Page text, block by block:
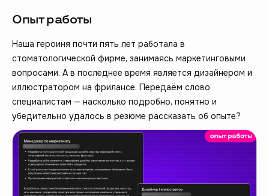
Опыт работы
Наша героиня почти пять лет работала в
стоматологической фирме, занимаясь маркетинговыми
вопросами. А в последнее время является дизайнером и
иллюстратором на фрилансе. Передаём слово
специалистам — насколько подробно, понятно и
убедительно удалось в резюме рассказать об опыте?